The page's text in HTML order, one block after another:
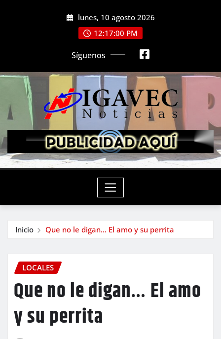
lunes, 10 agosto 2026
12:17:02 PM
Síguenos
Inicio Que no le digan… El amo y su perrita
LOCALES
Que no le digan… El amo
y su perrita